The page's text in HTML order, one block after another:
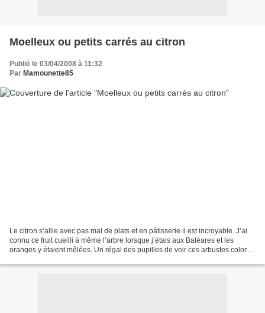
Moelleux ou petits carrés au citron
Publié le 03/04/2008 à 11:32
Par Mamounette85
Le citron s’allie avec pas mal de plats et en pâtisserie il est incroyable. J’ai
connu ce fruit cueilli à même l’arbre lorsque j’étais aux Baléares et les
oranges y étaient mêlées. Un régal des pupilles de voir ces arbustes colorés